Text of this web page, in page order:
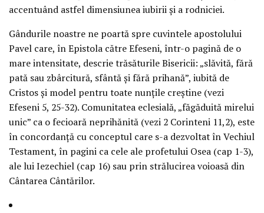
accentuând astfel dimensiunea iubirii şi a rodniciei.
Gândurile noastre ne poartă spre cuvintele apostolului
Pavel care, în Epistola către Efeseni, într-o pagină de o
mare intensitate, descrie trăsăturile Bisericii: „slăvită, fără
pată sau zbârcitură, sfântă şi fără prihană”, iubită de
Cristos şi model pentru toate nunţile creştine (vezi
Efeseni 5, 25-32). Comunitatea eclesială, „făgăduită mirelui
unic” ca o fecioară neprihănită (vezi 2 Corinteni 11,2), este
în concordanţă cu conceptul care s-a dezvoltat în Vechiul
Testament, în pagini ca cele ale profetului Osea (cap 1-3),
ale lui Iezechiel (cap 16) sau prin strălucirea voioasă din
Cântarea Cântărilor.